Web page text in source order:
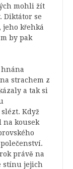
mohli žít
Diktátor se
jeho křehká
by pak
strachem z
a tak si
Když
na kousek
právě na
stínu jejich